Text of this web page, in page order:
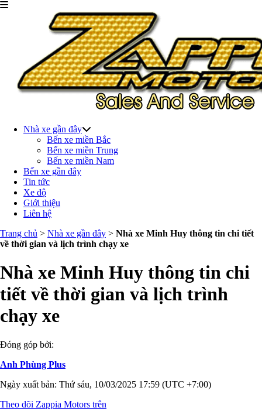
Nhà xe gần đây
Bến xe miền Bắc
Bến xe miền Trung
Bến xe miền Nam
Bến xe gần đây
Tin tức
Xe độ
Giới thiệu
Liên hệ
Trang chủ > Nhà xe gần đây > Nhà xe Minh Huy thông tin chi tiết
về thời gian và lịch trình chạy xe
Nhà xe Minh Huy thông tin chi
tiết về thời gian và lịch trình
chạy xe
Đóng góp bởi:
Anh Phùng Plus
Ngày xuất bản: Thứ sáu, 10/03/2025 17:59 (UTC +7:00)
Theo dõi Zappia Motors trên